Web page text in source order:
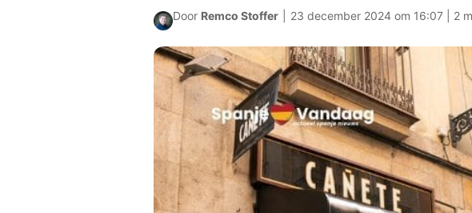
Door Remco Stoffer 23 december 2024 om 16:07 | 2